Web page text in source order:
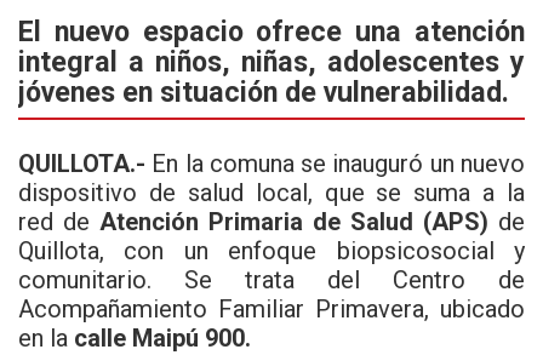
ce
b
o
o
k
tt
er
at
s
A
p
p
El nuevo espacio ofrece una atención
integral a niños, niñas, adolescentes y
jóvenes en situación de vulnerabilidad.
QUILLOTA.- En la comuna se inauguró un nuevo
dispositivo de salud local, que se suma a la
red de Atención Primaria de Salud (APS) de
Quillota, con un enfoque biopsicosocial y
comunitario. Se trata del Centro de
Acompañamiento Familiar Primavera, ubicado
en la calle Maipú 900.